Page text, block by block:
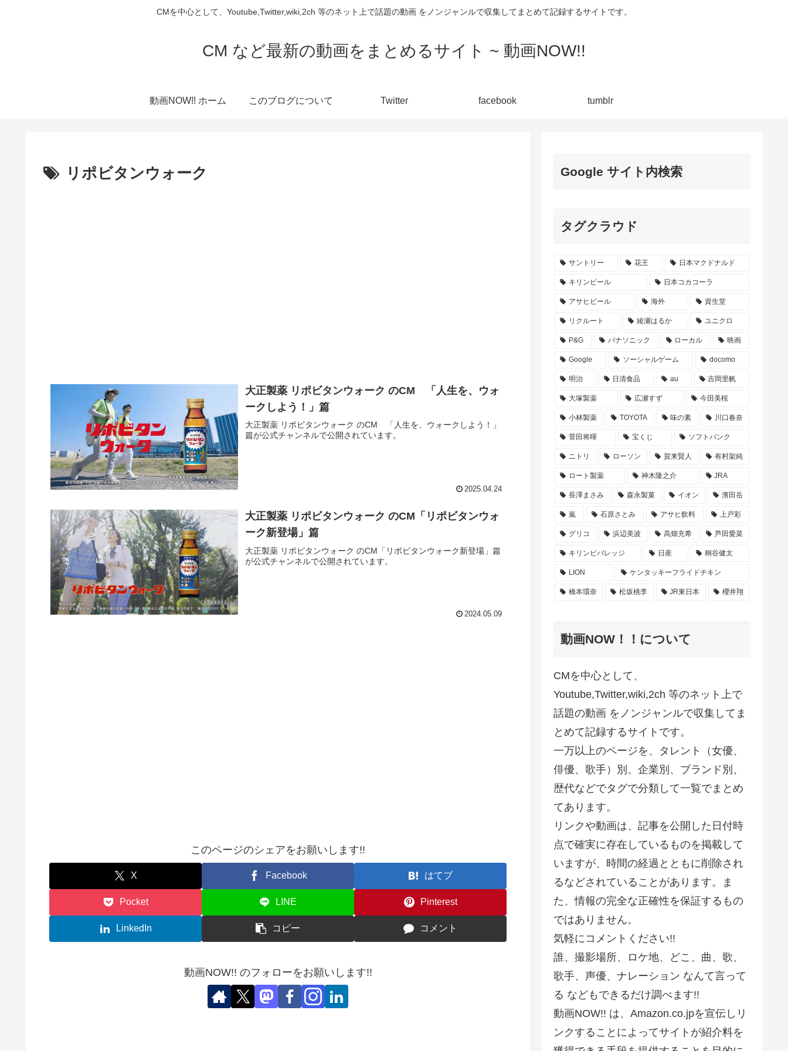
CMを中心として、Youtube,Twitter,wiki,2ch 等のネット上で話題の動画 をノンジャンルで収集してまとめて記録するサイトです。
CM など最新の動画をまとめるサイト ~ 動画NOW!!
動画NOW!! ホーム このブログについて Twitter facebook tumblr
リポビタンウォーク
大正製薬 リポビタンウォーク のCM 「人生を、ウォ
ークしよう！」篇
大正製薬 リポビタンウォーク のCM 「人生を、ウォークしよう！」
篇が公式チャンネルで公開されています。
2025.04.24
大正製薬 リポビタンウォーク のCM「リポビタンウォ
ーク新登場」篇
大正製薬 リポビタンウォーク のCM「リポビタンウォーク新登場」篇
が公式チャンネルで公開されています。
2024.05.09
このページのシェアをお願いします!!
X Facebook はてブ
Pocket LINE Pinterest
LinkedIn コピー コメント
動画NOW!! のフォローをお願いします!!
Google サイト内検索
タグクラウド
サントリー 花王 日本マクドナルド
キリンビール 日本コカコーラ
アサヒビール 海外 資生堂
リクルート 綾瀬はるか ユニクロ
P&G パナソニック ローカル 映画
Google ソーシャルゲーム docomo
明治 日清食品 au 吉岡里帆
大塚製薬 広瀬すず 今田美桜
小林製薬 TOYOTA 味の素 川口春奈
菅田将暉 宝くじ ソフトバンク
ニトリ ローソン 賀来賢人 有村架純
ロート製薬 神木隆之介 JRA
長澤まさみ 森永製菓 イオン 濱田岳
嵐 石原さとみ アサヒ飲料 上戸彩
グリコ 浜辺美波 高畑充希 芦田愛菜
キリンビバレッジ 日産 桐谷健太
LION ケンタッキーフライドチキン
橋本環奈 松坂桃李 JR東日本 櫻井翔
動画NOW！！について
CMを中心として、
Youtube,Twitter,wiki,2ch 等のネット上で
話題の動画 をノンジャンルで収集してま
とめて記録するサイトです。
一万以上のページを、タレント（女優、
俳優、歌手）別、企業別、ブランド別、
歴代などでタグで分類して一覧でまとめ
てあります。
リンクや動画は、記事を公開した日付時
点で確実に存在しているものを掲載して
いますが、時間の経過とともに削除され
るなどされていることがあります。ま
た、情報の完全な正確性を保証するもの
ではありません。
気軽にコメントください!!
誰、撮影場所、ロケ地、どこ、曲、歌、
歌手、声優、ナレーション なんて言って
る などもできるだけ調べます!!
動画NOW!! は、Amazon.co.jpを宣伝しリ
ンクすることによってサイトが紹介料を